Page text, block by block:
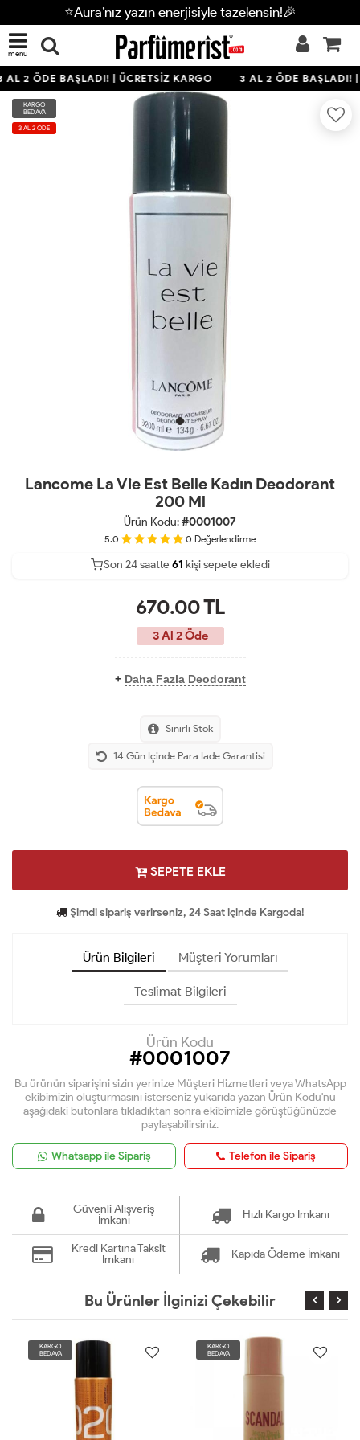
⭐Aura’nız yazın enerjisiyle tazelensin!🎉
menü
AL 2 ÖDE BAŞLADI! | ÜCRETSİZ KARGO 3 AL 2 ÖDE BAŞLADI! |
KARGO
BEDAVA
3 AL 2 ÖDE
Lancome La Vie Est Belle Kadın Deodorant
200 Ml
Ürün Kodu:#0001007
5.0 0 Değerlendirme
32
Son 24 saatte 63 kişi sepete ekledi
12
670.00TL
3 Al 2 Öde
+ Daha Fazla Deodorant
Sınırlı Stok
14 Gün İçinde Para İade Garantisi
SEPETE EKLE
Şimdi sipariş verirseniz, 24 Saat içinde Kargoda!
Ürün Bilgileri Müşteri Yorumları
Teslimat Bilgileri
Ürün Kodu
#0001007
Bu ürünün siparişini sizin yerinize Müşteri Hizmetleri veya WhatsApp
ekibimizin oluşturmasını isterseniz yukarıda yazan Ürün Kodu'nu
aşağıdaki butonlara tıkladıktan sonra ekibimizle görüştüğünüzde
paylaşabilirsiniz.
Whatsapp ile Sipariş Telefon ile Sipariş
Güvenli Alışveriş
İmkanı
Hızlı Kargo İmkanı
Kredi Kartına Taksit
İmkanı
Kapıda Ödeme İmkanı
Bu Ürünler İlginizi Çekebilir